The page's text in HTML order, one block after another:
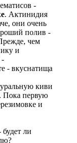
-
. Актинидия
они очень
полив -
чем
и
-
- вкуснатища
киви
Пока первую
и
ли